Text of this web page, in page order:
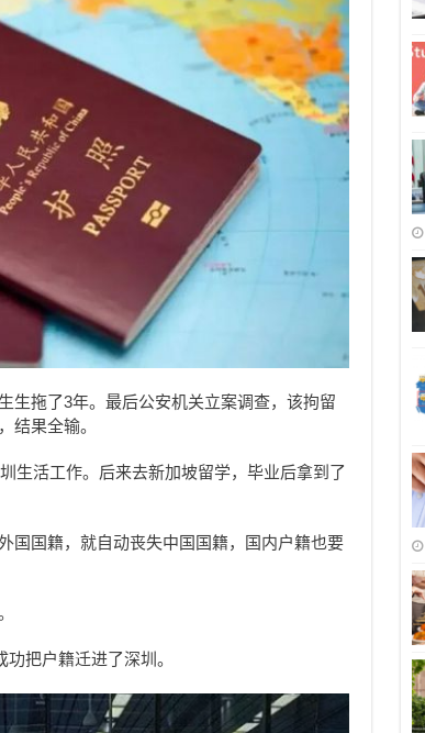
生拖了3年。最后公安机关立案调查，该拘留
结果全输。
生活工作。后来去新加坡留学，毕业后拿到了
国国籍，就自动丧失中国国籍，国内户籍也要
把户籍迁进了深圳。